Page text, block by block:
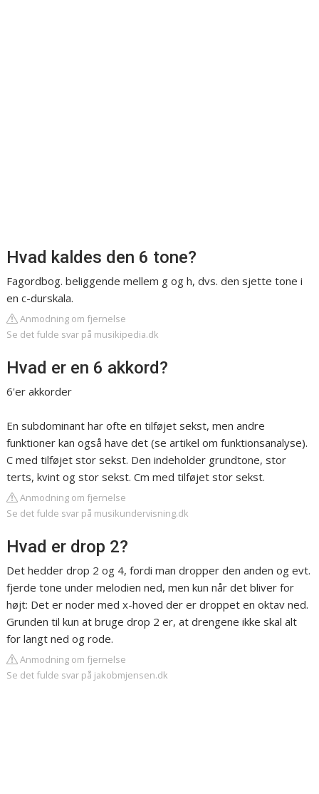
Hvad kaldes den 6 tone?
Fagordbog. beliggende mellem g og h, dvs. den sjette tone i
en c-durskala.
Anmodning om fjernelse
Se det fulde svar på musikipedia.dk
Hvad er en 6 akkord?
6'er akkorder
En subdominant har ofte en tilføjet sekst, men andre
funktioner kan også have det (se artikel om funktionsanalyse).
C med tilføjet stor sekst. Den indeholder grundtone, stor
terts, kvint og stor sekst. Cm med tilføjet stor sekst.
Anmodning om fjernelse
Se det fulde svar på musikundervisning.dk
Hvad er drop 2?
Det hedder drop 2 og 4, fordi man dropper den anden og evt.
fjerde tone under melodien ned, men kun når det bliver for
højt: Det er noder med x-hoved der er droppet en oktav ned.
Grunden til kun at bruge drop 2 er, at drengene ikke skal alt
for langt ned og rode.
Anmodning om fjernelse
Se det fulde svar på jakobmjensen.dk